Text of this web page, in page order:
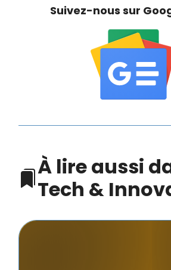
Suivez-nous sur
À lire aussi
Tech &